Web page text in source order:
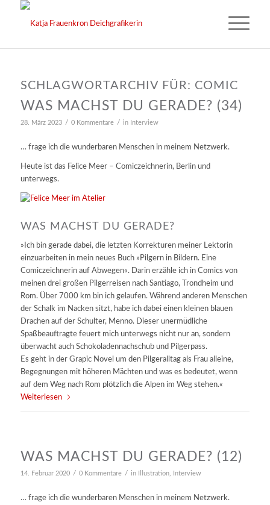
SCHLAGWORTARCHIV FÜR: COMIC
WAS MACHST DU GERADE? (34)
28. März 2023 / 0 Kommentare / in Interview
… frage ich die wunderbaren Menschen in meinem Netzwerk.
Heute ist das Felice Meer – Comiczeichnerin, Berlin und
unterwegs.
WAS MACHST DU GERADE?
»Ich bin gerade dabei, die letzten Korrekturen meiner Lektorin
einzuarbeiten in mein neues Buch »Pilgern in Bildern. Eine
Comiczeichnerin auf Abwegen«. Darin erzähle ich in Comics von
meinen drei großen Pilgerreisen nach Santiago, Trondheim und
Rom. Über 7000 km bin ich gelaufen. Während anderen Menschen
der Schalk im Nacken sitzt, habe ich dabei einen kleinen blauen
Drachen auf der Schulter, Menno. Dieser unermüdliche
Spaßbeauftragte feuert mich unterwegs nicht nur an, sondern
überwacht auch Schokoladennachschub und Pilgerpass.
Es geht in der Grapic Novel um den Pilgeralltag als Frau alleine,
Begegnungen mit höheren Mächten und was es bedeutet, wenn
auf dem Weg nach Rom plötzlich die Alpen im Weg stehen.«
Weiterlesen
WAS MACHST DU GERADE? (12)
14. Februar 2020 / 0 Kommentare / in Illustration, Interview
… frage ich die wunderbaren Menschen in meinem Netzwerk.